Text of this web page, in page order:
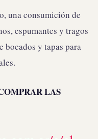
una consumición de
espumantes y tragos
bocados y tapas para
LAS